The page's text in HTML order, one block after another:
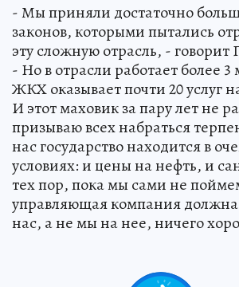
- Мы приняли достаточно
законов, которыми пытались
эту сложную отрасль, - говорит
- Но в отрасли работает более 3
ЖКХ оказывает почти 20 услуг
И этот маховик за пару лет не
призываю всех набраться
нас государство находится в
условиях: и цены на нефть, и
тех пор, пока мы сами не
управляющая компания должна
нас, а не мы на нее, ничего